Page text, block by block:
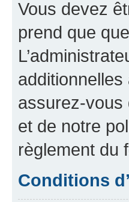
Vous devez
prend que
assurez-vous
et de notre
règlement du
Conditions